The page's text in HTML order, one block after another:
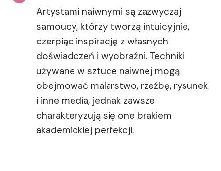
Artystami naiwnymi są zazwyczaj
samoucy, którzy tworzą intuicyjnie,
czerpiąc inspirację z własnych
doświadczeń i wyobraźni. Techniki
używane w sztuce naiwnej mogą
obejmować malarstwo, rzeźbę, rysunek
i inne media, jednak zawsze
charakteryzują się one brakiem
akademickiej perfekcji.